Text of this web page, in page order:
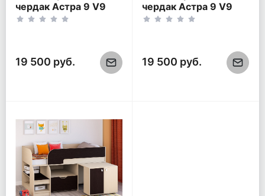
чердак Астра 9 V9
Дуб молочный/Орех
19 500 руб.
чердак Астра 9 V9
Дуб молочный/
19 500 руб.